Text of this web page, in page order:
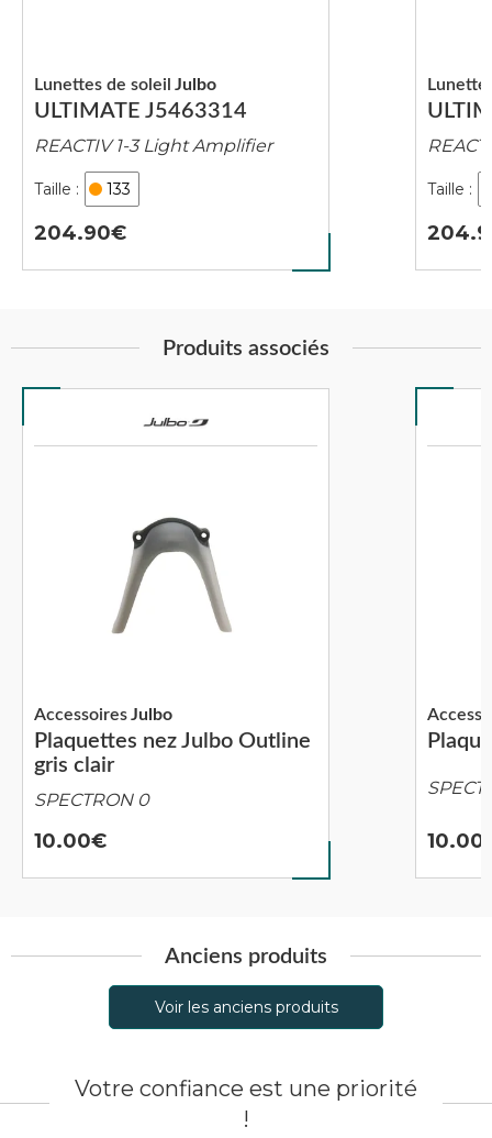
ULTIMATE J5463314
Lunettes de soleil Julbo
REACTIV 1-3 Light Amplifier
133
204.90
Produits associés
Plaquettes nez Julbo Outline
gris clair
AccessoiresJulbo
SPECTRON 0
10.00 10.00
Anciens produits
Voir les anciens produits
Votre confiance est une priorité
!